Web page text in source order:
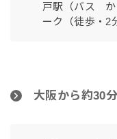
戸駅（バス か
ーク（徒歩・2
大阪から約30分